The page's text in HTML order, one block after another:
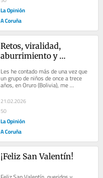
La Opinión
A Coruña
Retos, viralidad,
aburrimiento y
Les he contado más de una vez que
un grupo de niños de once a trece
años, en Oruro (Bolivia), me
interpelaron hace años con una
petición muy...
21.02.2026
50
La Opinión
A Coruña
¡Feliz San Valentín!